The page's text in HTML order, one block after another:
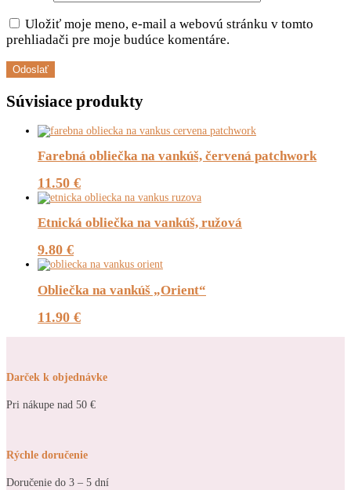
Uložiť moje meno, e-mail a webovú stránku v tomto
prehliadači pre moje budúce komentáre.
Súvisiace produkty
Farebná obliečka na vankúš, červená patchwork
11.50 €
Etnická obliečka na vankúš, ružová
9.80 €
Obliečka na vankúš „Orient“
11.90 €
Darček k objednávke
Pri nákupe nad 50 €
Rýchle doručenie
Doručenie do 3 – 5 dní